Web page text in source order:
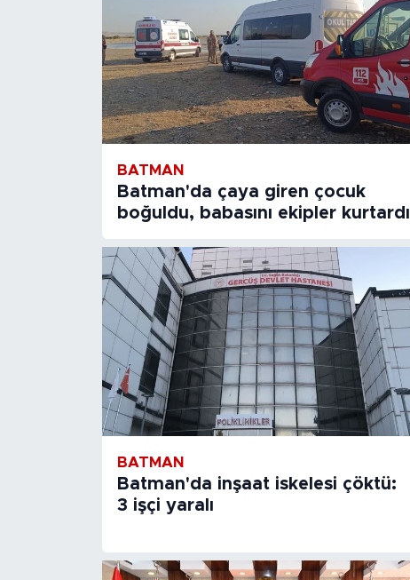
BATMAN
Batman'da çaya giren çocuk
boğuldu, babasını ekipler kurtardı
BATMAN
Batman'da inşaat iskelesi çöktü:
3 işçi yaralı